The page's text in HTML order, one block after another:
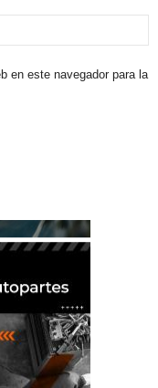
en este navegador para la